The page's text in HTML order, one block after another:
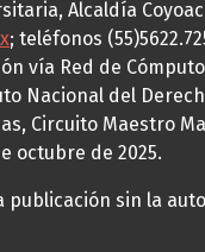
Alcaldía
; teléfonos
vía Red de
Nacional del
Circuito Maestro
octubre de 2025.
sin la